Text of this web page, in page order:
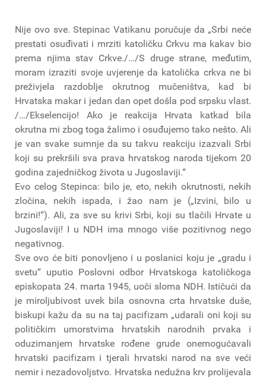
Nije ovo sve. Stepinac Vatikanu poručuje da „Srbi neće
prestati osuđivati i mrziti katoličku Crkvu ma kakav bio
prema njima stav Crkve./…/S druge strane, međutim,
moram izraziti svoje uvjerenje da katolička crkva ne bi
preživjela razdoblje okrutnog mučeništva, kad bi
Hrvatska makar i jedan dan opet došla pod srpsku vlast.
/…/Ekselencijo! Ako je reakcija Hrvata katkad bila
okrutna mi zbog toga žalimo i osuđujemo tako nešto. Ali
je van svake sumnje da su takvu reakciju izazvali Srbi
koji su prekršili sva prava hrvatskog naroda tijekom 20
godina zajedničkog života u Jugoslaviji.“
Evo celog Stepinca: bilo je, eto, nekih okrutnosti, nekih
zločina, nekih ispada, i žao nam je („Izvini, bilo u
brzini!“). Ali, za sve su krivi Srbi, koji su tlačili Hrvate u
Jugoslaviji! I u NDH ima mnogo više pozitivnog nego
negativnog.
Sve ovo će biti ponovljeno i u poslanici koju je „gradu i
svetu“ uputio Poslovni odbor Hrvatskoga katoličkoga
episkopata 24. marta 1945, uoči sloma NDH. Ističući da
je miroljubivost uvek bila osnovna crta hrvatske duše,
biskupi kažu da su na taj pacifizam „udarali oni koji su
političkim umorstvima hrvatskih narodnih prvaka i
oduzimanjem hrvatske rođene grude onemogućavali
hrvatski pacifizam i tjerali hrvatski narod na sve veći
nemir i nezadovoljstvo. Hrvatska nedužna krv prolijevala